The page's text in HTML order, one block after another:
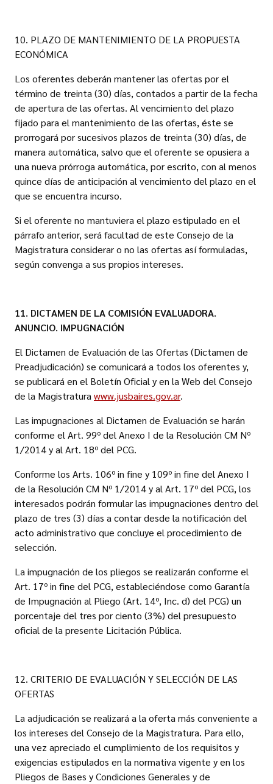
10. PLAZO DE MANTENIMIENTO DE LA PROPUESTA
ECONÓMICA
Los oferentes deberán mantener las ofertas por el
término de treinta (30) días, contados a partir de la fecha
de apertura de las ofertas. Al vencimiento del plazo
fijado para el mantenimiento de las ofertas, éste se
prorrogará por sucesivos plazos de treinta (30) días, de
manera automática, salvo que el oferente se opusiera a
una nueva prórroga automática, por escrito, con al menos
quince días de anticipación al vencimiento del plazo en el
que se encuentra incurso.
Si el oferente no mantuviera el plazo estipulado en el
párrafo anterior, será facultad de este Consejo de la
Magistratura considerar o no las ofertas así formuladas,
según convenga a sus propios intereses.
11. DICTAMEN DE LA COMISIÓN EVALUADORA.
ANUNCIO. IMPUGNACIÓN
El Dictamen de Evaluación de las Ofertas (Dictamen de
Preadjudicación) se comunicará a todos los oferentes y,
se publicará en el Boletín Oficial y en la Web del Consejo
de la Magistratura www.jusbaires.gov.ar.
Las impugnaciones al Dictamen de Evaluación se harán
conforme el Art. 99º del Anexo I de la Resolución CM Nº
1/2014 y al Art. 18º del PCG.
Conforme los Arts. 106º in fine y 109º in fine del Anexo I
de la Resolución CM Nº 1/2014 y al Art. 17º del PCG, los
interesados podrán formular las impugnaciones dentro del
plazo de tres (3) días a contar desde la notificación del
acto administrativo que concluye el procedimiento de
selección.
La impugnación de los pliegos se realizarán conforme el
Art. 17º in fine del PCG, estableciéndose como Garantía
de Impugnación al Pliego (Art. 14º, Inc. d) del PCG) un
porcentaje del tres por ciento (3%) del presupuesto
oficial de la presente Licitación Pública.
12. CRITERIO DE EVALUACIÓN Y SELECCIÓN DE LAS
OFERTAS
La adjudicación se realizará a la oferta más conveniente a
los intereses del Consejo de la Magistratura. Para ello,
una vez apreciado el cumplimiento de los requisitos y
exigencias estipulados en la normativa vigente y en los
Pliegos de Bases y Condiciones Generales y de